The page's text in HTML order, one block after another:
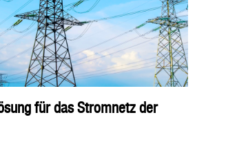
für das Stromnetz der